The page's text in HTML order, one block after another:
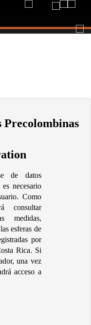
Precolombinas
de datos
es necesario
Como
consultar
medidas,
esferas de
por
Rica. Si
acceso a